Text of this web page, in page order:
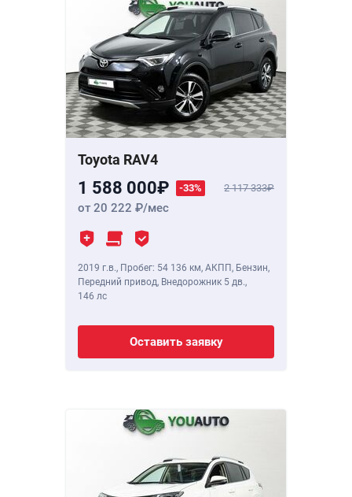
Toyota RAV4
1 588 000 -33% 2 117 333
от 20 222 /мес
2019 г.в., Пробег: 54 136 км, АКПП, Бензин,
Передний привод, Внедорожник 5 дв.,
146 лс
Оставить заявку